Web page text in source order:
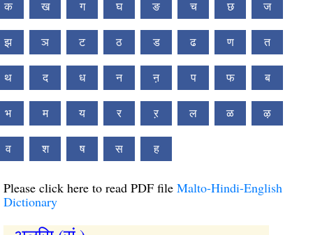
क ख ग घ ङ च छ ज
झ ञ ट ठ ड ढ ण त
थ द ध न ऩ प फ ब
भ म य र ऱ ल ळ ऴ
व श ष स ह
Please click here to read PDF file Malto-Hindi-English
Dictionary